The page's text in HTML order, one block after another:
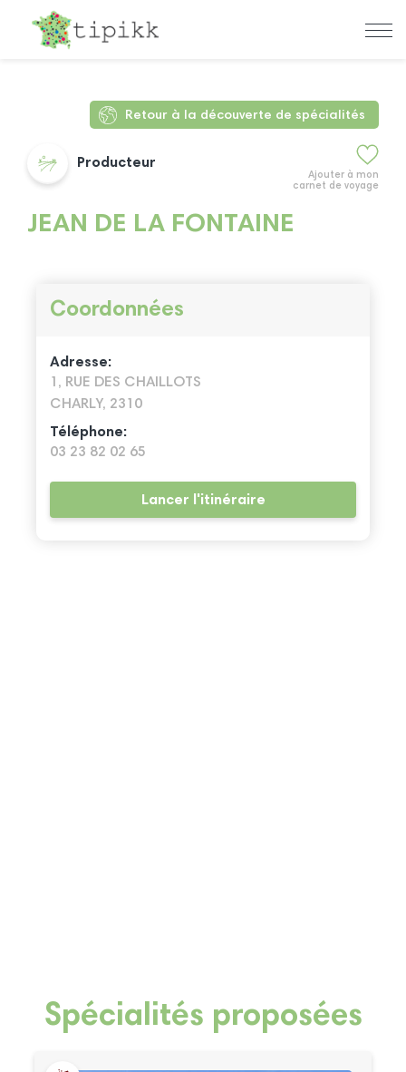
Retour à la découverte de spécialités
Ajouter à mon
carnet de voyage
Producteur
JEAN DE LA FONTAINE
Coordonnées
Adresse:
1, RUE DES CHAILLOTS
CHARLY, 2310
Téléphone:
03 23 82 02 65
Lancer l'itinéraire
Spécialités proposées